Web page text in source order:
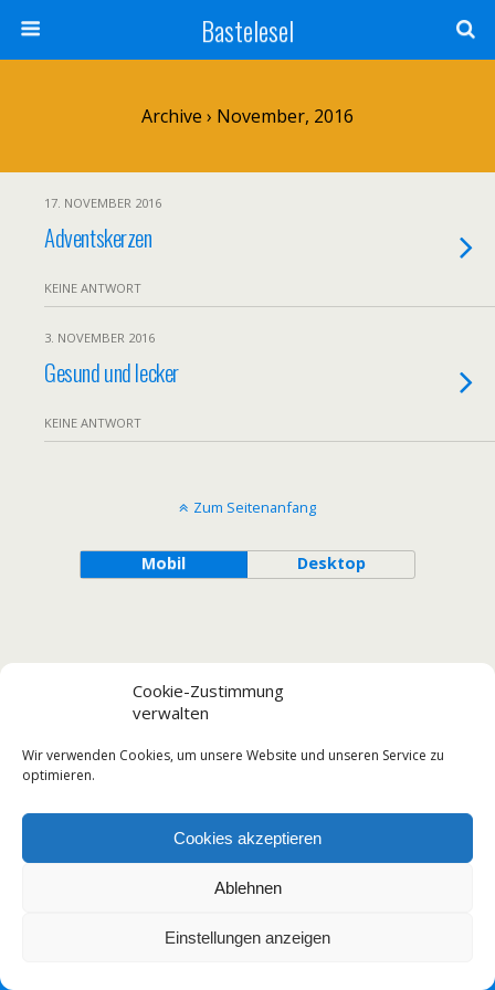
Cookie-Zustimmung
verwalten
Wir verwenden Cookies, um unsere Website und unseren Service zu
optimieren.
Cookies akzeptieren
Ablehnen
Einstellungen anzeigen
Bastelesel
Archive › November, 2016
17. NOVEMBER 2016
Adventskerzen
KEINE ANTWORT
3. NOVEMBER 2016
Gesund und lecker
KEINE ANTWORT
Zum Seitenanfang
Mobil Desktop